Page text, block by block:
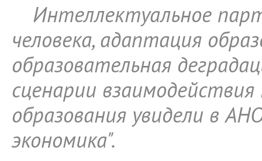
Интеллектуальное
человека, адаптация
образовательная
сценарии
образования увидели в
экономика".